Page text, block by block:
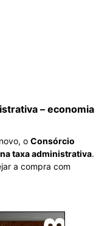
– economia
o Consórcio
taxa administrativa.
a compra com